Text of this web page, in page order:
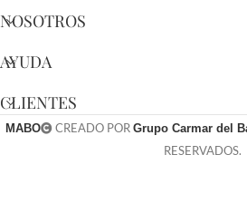
NOSOTROS
AYUDA
CLIENTES
MABO CREADO POR Grupo Carmar del
RESERVADOS.